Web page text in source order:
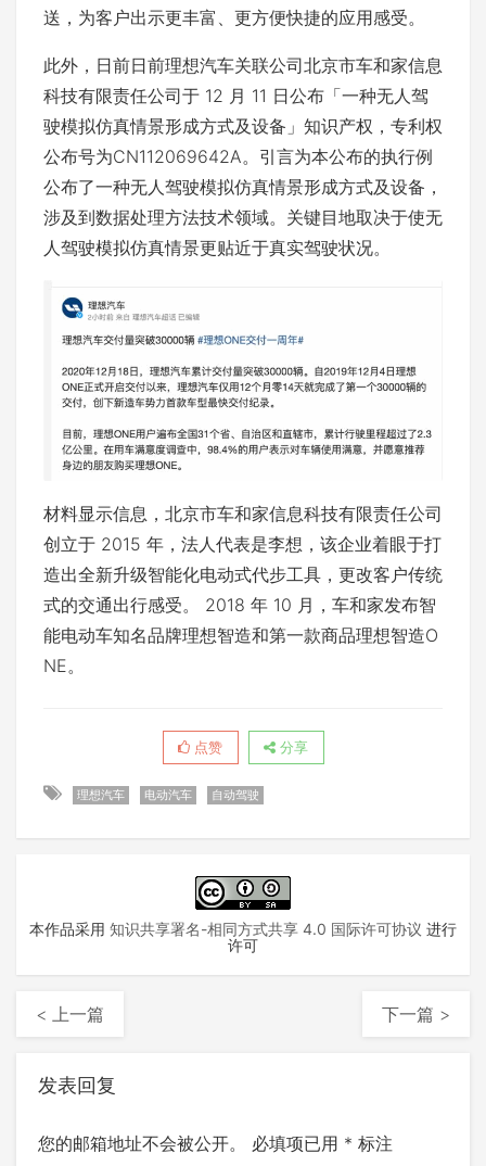
送，为客户出示更丰富、更方便快捷的应用感受。
此外，日前日前理想汽车关联公司北京市车和家信息
科技有限责任公司于 12 月 11 日公布「一种无人驾
驶模拟仿真情景形成方式及设备」知识产权，专利权
公布号为CN112069642A。引言为本公布的执行例
公布了一种无人驾驶模拟仿真情景形成方式及设备，
涉及到数据处理方法技术领域。关键目地取决于使无
人驾驶模拟仿真情景更贴近于真实驾驶状况。
材料显示信息，北京市车和家信息科技有限责任公司
创立于 2015 年，法人代表是李想，该企业着眼于打
造出全新升级智能化电动式代步工具，更改客户传统
式的交通出行感受。 2018 年 10 月，车和家发布智
能电动车知名品牌理想智造和第一款商品理想智造O
NE。
点赞 分享
理想汽车 电动汽车 自动驾驶
本作品采用 知识共享署名-相同方式共享 4.0 国际许可协议 进行
许可
< 上一篇 下一篇 >
发表回复
您的邮箱地址不会被公开。 必填项已用 * 标注